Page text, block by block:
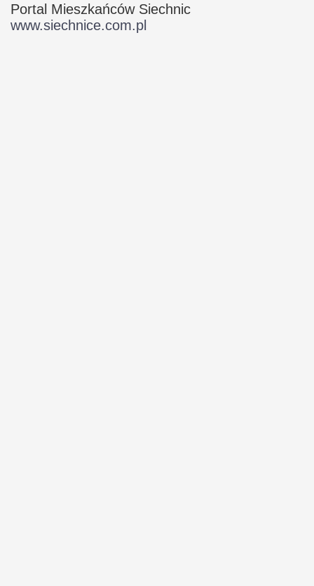
Portal Mieszkańców Siechnic
www.siechnice.com.pl